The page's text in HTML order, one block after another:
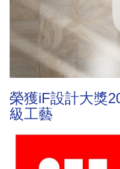
榮獲iF設計大獎
級工藝